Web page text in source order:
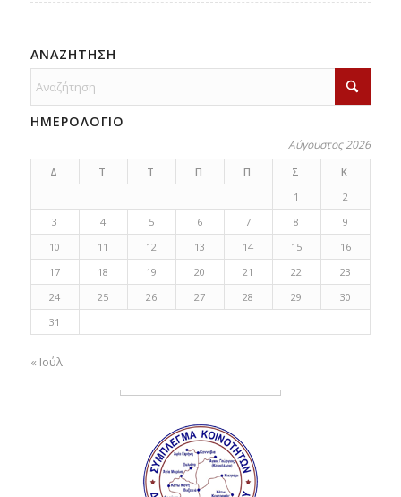
ΑΝΑΖΗΤΗΣΗ
ΗΜΕΡΟΛΟΓΙΟ
Αύγουστος 2026
Δ Τ Τ Π Π Σ
Κ
1
2
3
4 5 6 7 8
9
10
11 12 13 14 15
16
17
18 19 20 21 22
23
24
25 26 27 28 29
30
31
« Ιούλ